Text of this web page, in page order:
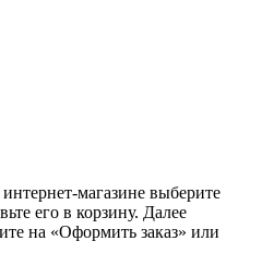
магазине выберите
его в корзину. Далее
на «Оформить заказ» или